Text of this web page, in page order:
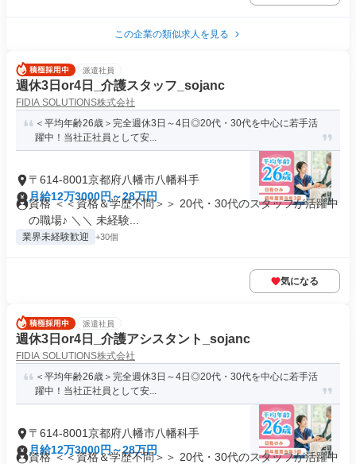
この企業の類似求人を見る
派遣社員
週休3日or4日_介護スタッフ_sojanc
FIDIA SOLUTIONS株式会社
＜平均年齢26歳＞完全週休3日～4日◎20代・30代を中心に若手活
躍中！当社正社員として安...
〒614-8001京都府八幡市八幡科手
月給12万3000円～28万円
資格 ＜＜資格＆学歴不問＞＞ 20代・30代のスタッフが活躍中
の職場♪ ＼＼ 未経験...
業界未経験歓迎 +30個
気になる
派遣社員
週休3日or4日_介護アシスタント_sojanc
FIDIA SOLUTIONS株式会社
＜平均年齢26歳＞完全週休3日～4日◎20代・30代を中心に若手活
躍中！当社正社員として安...
〒614-8001京都府八幡市八幡科手
月給12万3000円～28万円
資格 ＜＜資格＆学歴不問＞＞ 20代・30代のスタッフが活躍中